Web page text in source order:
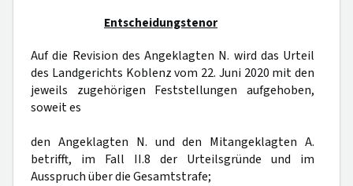
Entscheidungstenor
Auf die Revision des Angeklagten N. wird das Urteil
des Landgerichts Koblenz vom 22. Juni 2020 mit den
jeweils zugehörigen Feststellungen aufgehoben,
soweit es
den Angeklagten N. und den Mitangeklagten A.
betrifft, im Fall II.8 der Urteilsgründe und im
Ausspruch über die Gesamtstrafe;